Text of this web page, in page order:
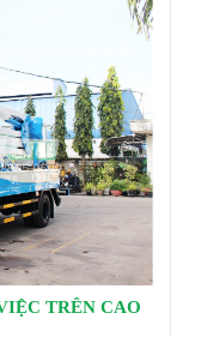
TRÊN CAO